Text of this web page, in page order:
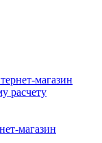
магазин
расчету
магазин